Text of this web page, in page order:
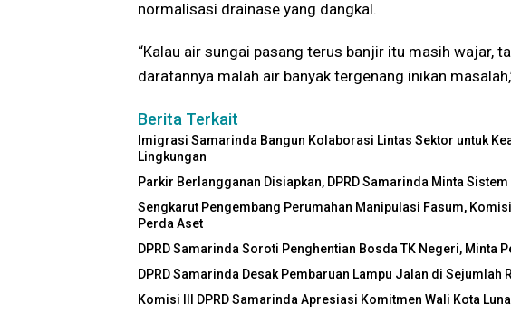
normalisasi drainase yang dangkal.
“Kalau air sungai pasang terus banjir itu masih wajar,
daratannya malah air banyak tergenang inikan
Berita Terkait
Imigrasi Samarinda Bangun Kolaborasi Lintas Sektor untuk
Lingkungan
Parkir Berlangganan Disiapkan, DPRD Samarinda Minta Sistem
Sengkarut Pengembang Perumahan Manipulasi Fasum,
Perda Aset
DPRD Samarinda Soroti Penghentian Bosda TK Negeri, Minta
DPRD Samarinda Desak Pembaruan Lampu Jalan di Sejumlah
Komisi III DPRD Samarinda Apresiasi Komitmen Wali Kota